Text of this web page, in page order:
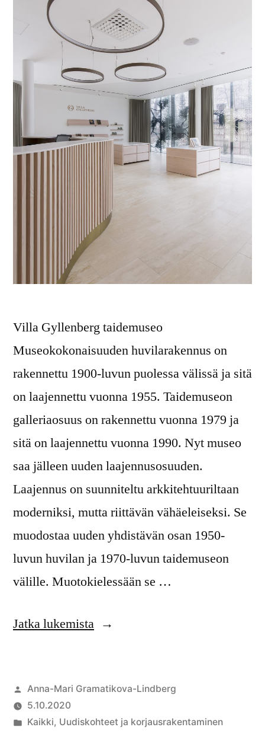
Villa Gyllenberg taidemuseo
Museokokonaisuuden huvilarakennus on
rakennettu 1900-luvun puolessa välissä ja sitä
on laajennettu vuonna 1955. Taidemuseon
galleriaosuus on rakennettu vuonna 1979 ja
sitä on laajennettu vuonna 1990. Nyt museo
saa jälleen uuden laajennusosuuden.
Laajennus on suunniteltu arkkitehtuuriltaan
moderniksi, mutta riittävän vähäeleiseksi. Se
muodostaa uuden yhdistävän osan 1950-
luvun huvilan ja 1970-luvun taidemuseon
välille. Muotokielessään se …
Jatka lukemista
Anna-Mari Gramatikova-Lindberg
5.10.2020
Kaikki, Uudiskohteet ja korjausrakentaminen